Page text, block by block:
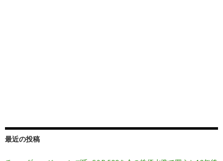
最近の投稿